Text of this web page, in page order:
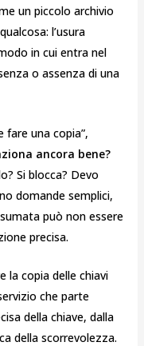
un piccolo archivio
l’usura
in cui entra nel
o assenza di una
fare una copia”,
ancora bene?
Si blocca? Devo
domande semplici,
può non essere
precisa.
la copia delle chiavi
che parte
della chiave, dalla
della scorrevolezza.